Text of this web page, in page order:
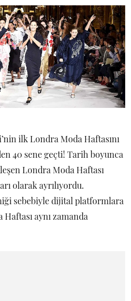
ilk Londra Moda Haftasını
40 sene geçti! Tarih boyunca
Londra Moda Haftası
olarak ayrılıyordu.
sebebiyle dijital platformlara
aynı zamanda